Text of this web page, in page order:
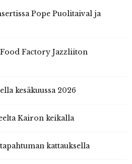
Pope Puolitaival ja
Factory Jazzliiton
kesäkuussa 2026
Kairon keikalla
kattauksella